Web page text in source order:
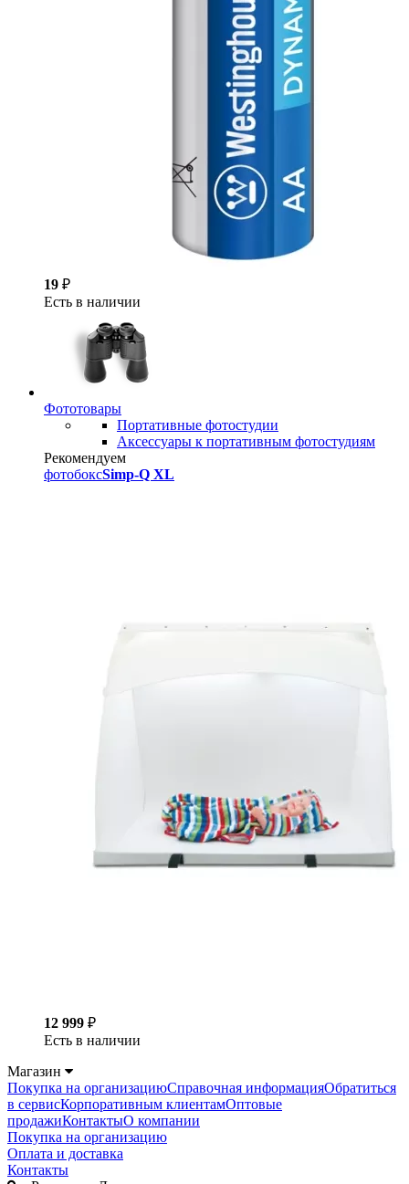
19 ₽
Есть в наличии
Фототовары
Портативные фотостудии
Аксессуары к портативным фотостудиям
Рекомендуем
фотобоксSimp-Q XL
12 999 ₽
Есть в наличии
Магазин
Покупка на организациюСправочная информацияОбратиться
в сервисКорпоративным клиентамОптовые
продажиКонтактыО компании
Покупка на организацию
Оплата и доставка
Контакты